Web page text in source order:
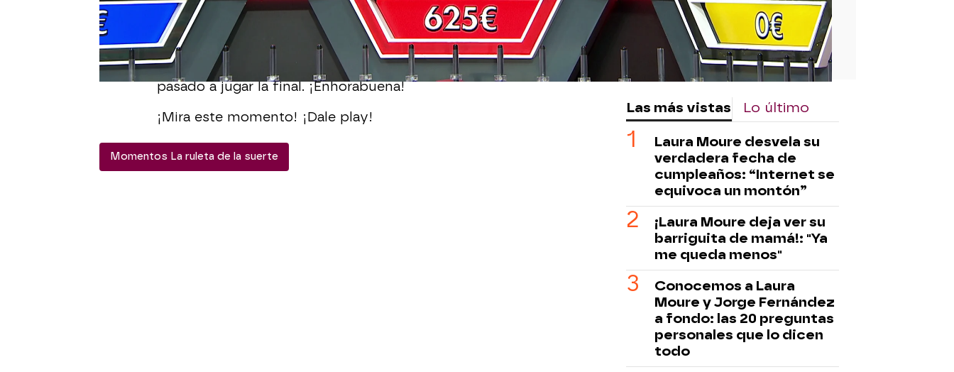
Se ha quedado sin más oportunidades porque ya no le
quedaban consonantes, así que ha resuelto el panel.
A pesar de que no ha conseguido el gran bote, Alfonso ha
pasado a jugar la final. ¡Enhorabuena!
¡Mira este momento! ¡Dale play!
Momentos La ruleta de la suerte
Las más vistas Lo último
Laura Moure desvela su
verdadera fecha de
cumpleaños: “Internet se
equivoca un montón”
¡Laura Moure deja ver su
barriguita de mamá!: "Ya
me queda menos"
Conocemos a Laura
Moure y Jorge Fernández
a fondo: las 20 preguntas
personales que lo dicen
todo